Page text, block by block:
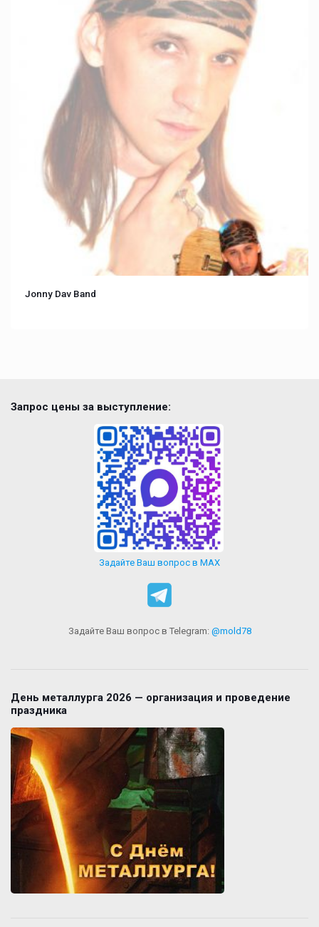
Jonny Dav Band
Запрос цены за выступление:
Задайте Ваш вопрос в MAX
Задайте Ваш вопрос в Telegram: @mold78
День металлурга 2026 — организация и проведение
праздника